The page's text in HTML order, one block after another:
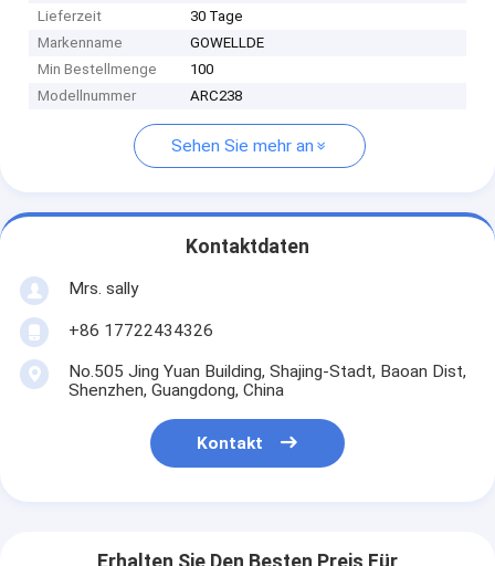
Lieferzeit
30 Tage
Markenname
GOWELLDE
Min Bestellmenge
100
Modellnummer
ARC238
Sehen Sie mehr an
Kontaktdaten
Mrs. sally
+86 17722434326
No.505 Jing Yuan Building, Shajing-Stadt, Baoan Dist,
Shenzhen, Guangdong, China
Kontakt